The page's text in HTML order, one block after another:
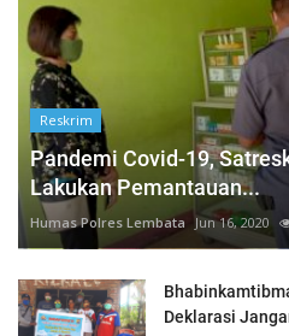
Reskrim
Pandemi Covid-19,
Lakukan Pemantauan...
Humas Polres Lembata Jun 16, 2020
Deklarasi